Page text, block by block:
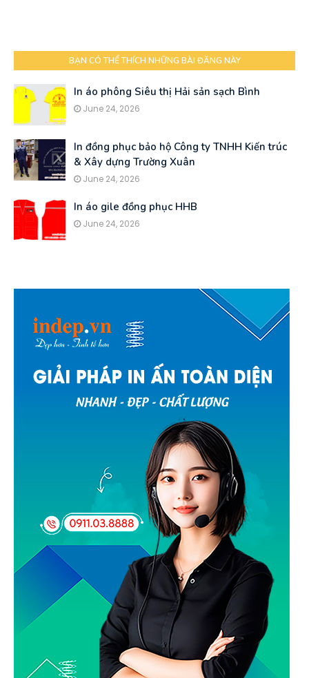
BẠN CÓ THỂ THÍCH NHỮNG BÀI ĐĂNG NÀY
In áo phông Siêu thị Hải sản sạch Bình
June 24, 2026
In đồng phục bảo hộ Công ty TNHH Kiến trúc
& Xây dựng Trường Xuân
June 24, 2026
In áo gile đồng phục HHB
June 24, 2026